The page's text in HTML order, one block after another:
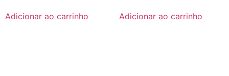
Adicionar ao carrinho Adicionar ao carrinho